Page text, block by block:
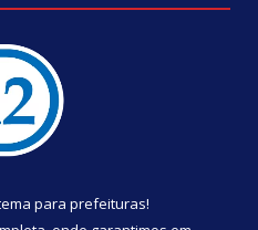
para prefeituras!